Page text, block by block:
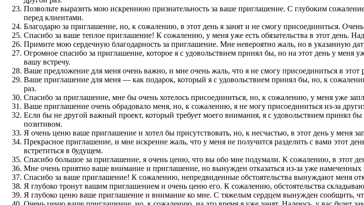
Позвольте выразить мою искреннюю признательность за ваше приглашение. С глубоким
перед клиентами.
Благодарю за приглашение, но, к сожалению, в этот день я занят и не смогу присоединиться.
Спасибо за ваше теплое приглашение! К сожалению, у меня уже есть обязательства в этот день.
Примите мою сердечную благодарность за приглашение. Мне невероятно жаль, но в указанную
Огромное спасибо за приглашение, которое я с удовольствием принял бы, но на этот день у меня
вашу встречу.
Ваше предложение для меня очень важно, и мне очень жаль, что я не смогу присоединиться в этот
Ваше приглашение для меня — как подарок, который я с удовольствием принял бы, но, к
раз.
Спасибо за приглашение, мне бы очень хотелось присоединиться, но, к сожалению, у меня уже
Ваше приглашение очень обрадовало меня, но, к сожалению, я не могу присоединиться из-за
Если бы не другой важный проект, который требует моего внимания, я с удовольствием принял
позитивом.
Я очень ценю ваше приглашение и хотел бы присутствовать, но, к несчастью, в этот день у меня
Прекрасное приглашение, и мне искренне жаль, что у меня не получится разделить с вами этот
встретиться в будущем.
Спасибо большое за приглашение, я очень ценю, что вы обо мне подумали. К сожалению, в этот
Мне очень приятно ваше внимание и приглашение, но вынужден отказаться из-за уже
Спасибо за ваше приглашение! К сожалению, непредвиденные обстоятельства вынуждают меня
Я глубоко тронут вашим приглашением и очень ценю его. К сожалению, обстоятельства
Я глубоко ценю ваше приглашение и внимание ко мне. С тяжелым сердцем вынужден сообщить,